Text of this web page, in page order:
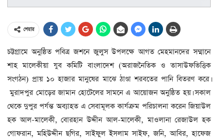
শেয়ার
চট্টগ্রামে অনুষ্ঠিত পবিত্র জশনে জুলুস উপলক্ষে আগত মেহমানদের সম্মানে
শাহ মালেকীয়া যুব কমিটি বাংলাদেশ (অরাজনৈতিক ও তাসাউফভিত্তিক
সংগঠন) প্রায় ১০ হাজার মানুষের মাঝে ঠাণ্ডা শরবতের পানি বিতরণ করে।
মুরাদপুর মোড়ের জামান হোটেলের সামনে এ আয়োজন অনুষ্ঠিত হয়। সকাল
থেকে দুপুর পর্যন্ত অব্যাহত এ সেবামূলক কার্যক্রম পরিচালনা করেন জিয়াউল
হক আল-মালেকী, বোরহান উদ্দীন আল-মালেকী, মাওলানা রেজাউল হক
গোফরান, মহিউদ্দীন ছগির, সাইফুল ইসলাম সাইফ, জনি, আবির, হাফেজ